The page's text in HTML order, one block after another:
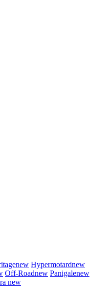
new Hypermotardnew
Off-Roadnew Panigalenew
new